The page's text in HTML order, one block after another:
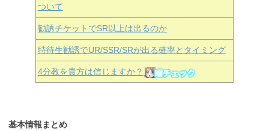
ついて
勧誘チケットでSR以上は出るのか
特待生勧誘でUR/SSR/SRが出る確率とタイミング
4分教を貴方は信じますか？
基本情報まとめ